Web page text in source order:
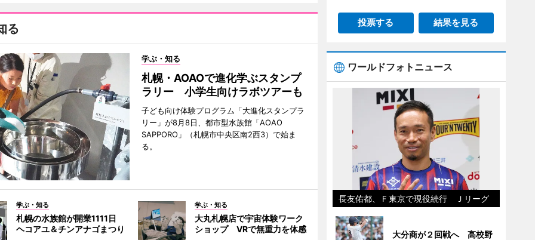
る
学ぶ・知る
札幌・AOAOで進化学ぶスタンプ
ラリー 小学生向けラボツアーも
子ども向け体験プログラム「大進化スタンプラ
リー」が8月8日、都市型水族館「AOAO
SAPPORO」（札幌市中央区南2西3）で始ま
る。
学ぶ・知る
札幌の水族館が開業1111日
ヘコアユ＆チンアナゴまつり
学ぶ・知る
大丸札幌店で宇宙体験ワーク
ショップ VRで無重力を体感
投票する 結果を見る
ワールドフォトニュース
長友佑都、Ｆ東京で現役続行 Ｊリーグ
大分商が２回戦へ 高校野